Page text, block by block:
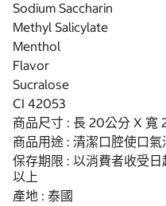
Sodium Saccharin
Methyl Salicylate
Menthol
Flavor
Sucralose
CI 42053
商品尺寸 : 長 20公分 X 寬
商品用途 : 清潔口腔使口氣
保存期限 : 以消費者收受
以上
產地 : 泰國